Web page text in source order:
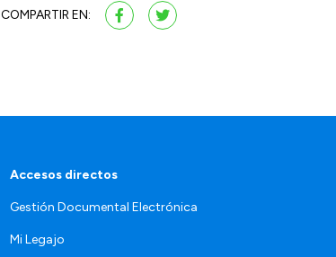
COMPARTIR EN:
Accesos directos
Gestión Documental Electrónica
Mi Legajo